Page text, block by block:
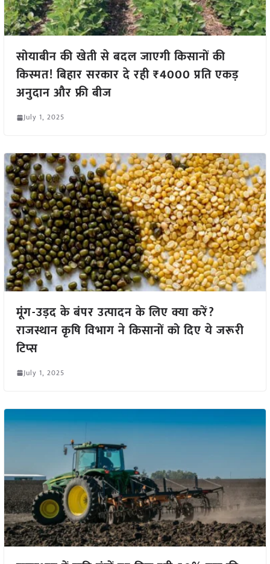
सोयाबीन की खेती से बदल जाएगी किसानों की
किस्मत! बिहार सरकार दे रही ₹4000 प्रति एकड़
अनुदान और फ्री बीज
July 1, 2025
मूंग-उड़द के बंपर उत्पादन के लिए क्या करें?
राजस्थान कृषि विभाग ने किसानों को दिए ये जरूरी
टिप्स
July 1, 2025